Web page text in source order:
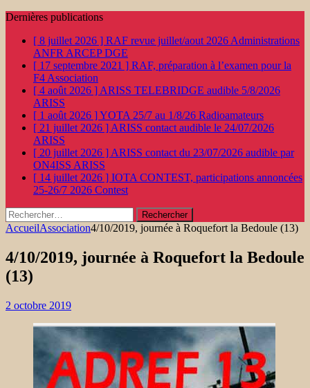
Dernières publications
[ 8 juillet 2026 ] RAF revue juillet/aout 2026 Administrations
ANFR ARCEP DGE
[ 17 septembre 2021 ] RAF, préparation à l’examen pour la
F4 Association
[ 4 août 2026 ] ARISS TELEBRIDGE audible 5/8/2026
ARISS
[ 1 août 2026 ]YOTA 25/7 au 1/8/26 Radioamateurs
[ 21 juillet 2026 ] ARISS contact audible le 24/07/2026
ARISS
[ 20 juillet 2026 ] ARISS contact du 23/07/2026 audible par
ON4ISS ARISS
[ 14 juillet 2026 ] IOTA CONTEST, participations annoncées
25-26/7 2026 Contest
Rechercher :
AccueilAssociation4/10/2019, journée à Roquefort la Bedoule (13)
4/10/2019, journée à Roquefort la Bedoule
(13)
2 octobre 2019